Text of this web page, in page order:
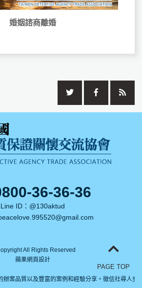
婚姻諮商離婚
PAGE TOP
36-36-36
Line ID： @130aktud
All Rights Reserved
蘋果網頁設計
案品質以及豐富的案例和經驗分享。徵信社尋人